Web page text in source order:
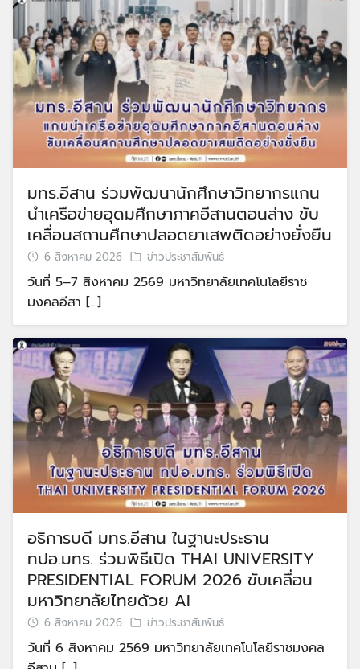
มทร.อีสาน ร่วมพัฒนานักศึกษาวิทยากรแกน
นำเครือข่ายอุดมศึกษาภาคอีสานตอนล่าง ขับ
เคลื่อนสถานศึกษาปลอดยาเสพติดอย่างยั่งยืน
6 สิงหาคม 2026 ข่าวประชาสัมพันธ์
วันที่ 5–7 สิงหาคม 2569 มหาวิทยาลัยเทคโนโลยีราช
มงคลอีสา […]
อธิการบดี มทร.อีสาน ในฐานะประธาน
ทปอ.มทร. ร่วมพิธีเปิด THAI UNIVERSITY
PRESIDENTIAL FORUM 2026 ขับเคลื่อน
มหาวิทยาลัยไทยด้วย AI
6 สิงหาคม 2026 ข่าวประชาสัมพันธ์
วันที่ 6 สิงหาคม 2569 มหาวิทยาลัยเทคโนโลยีราชมงคล